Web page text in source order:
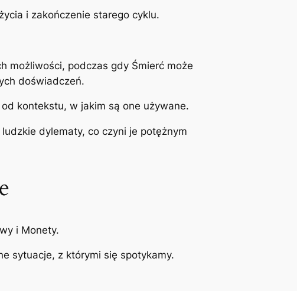
i zakończenie starego cyklu.
możliwości, podczas gdy Śmierć może
doświadczeń.
kontekstu, w jakim są one używane.
dylematy, co czyni je potężnym
i Monety.
sytuacje, z którymi się spotykamy.